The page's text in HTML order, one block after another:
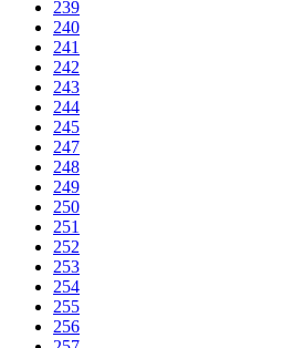
239
240
241
242
243
244
245
247
248
249
250
251
252
253
254
255
256